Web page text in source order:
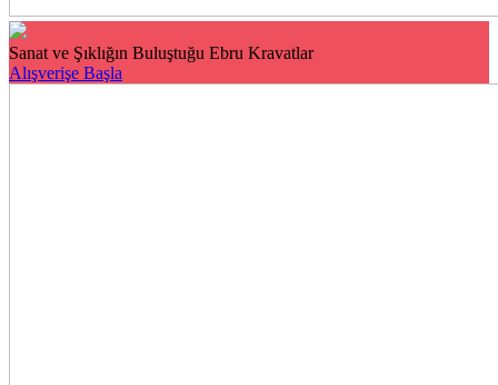
Sanat ve Şıklığın Buluştuğu Ebru Kravatlar
Alışverişe Başla